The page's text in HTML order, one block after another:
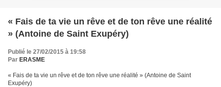
« Fais de ta vie un rêve et de ton rêve une réalité
» (Antoine de Saint Exupéry)
Publié le 27/02/2015 à 19:58
Par ERASME
« Fais de ta vie un rêve et de ton rêve une réalité » (Antoine de Saint
Exupéry)